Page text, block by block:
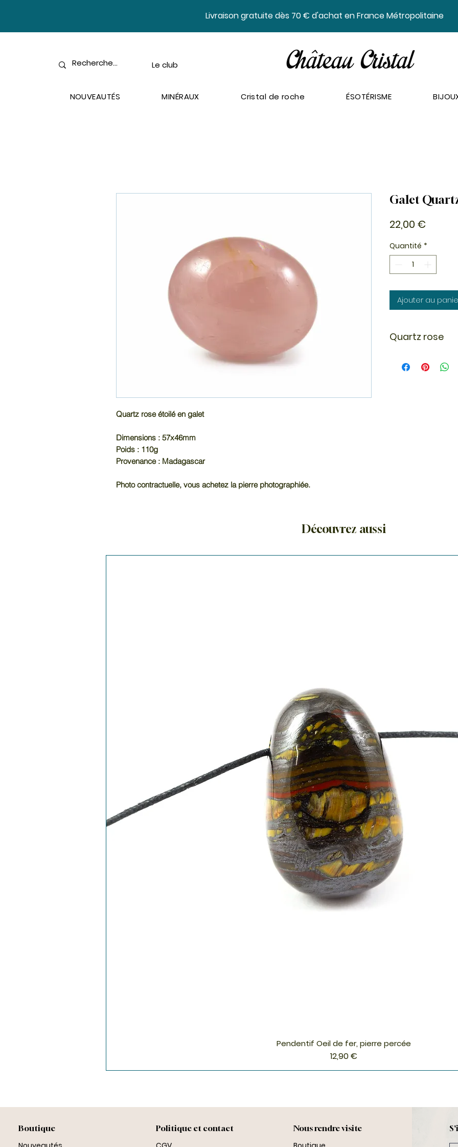
​Livraison gratuite dès 70 € d'achat en France Métropolitaine
Le club
NOUVEAUTÉS MINÉRAUX Cristal de roche ÉSOTÉRISME
Quartz rose étoilé en galet
Dimensions : 57x46mm
Poids : 110g
Provenance : Madagascar
Photo contractuelle, vous achetez la pierre photographiée.
Galet
22,00 €
Quantité *
Ajouter au
Quartz rose
les enfants, sa
Découvrez aussi
Aperçu rapide
Pendentif Oeil de fer, pierre percée
Prix
12,90 €
Boutique
Politique et contact
Nous rendre visite